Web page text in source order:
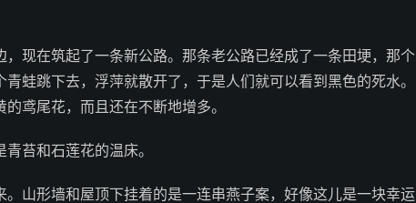
现在筑起了一条新公路。那条老公路已经成了一条田埂，那个
蛙跳下去，浮萍就散开了，于是人们就可以看到黑色的死水。
鸢尾花，而且还在不断地增多。
苔和石莲花的温床。
山形墙和屋顶下挂着的是一连串燕子案，好像这儿是一块幸运